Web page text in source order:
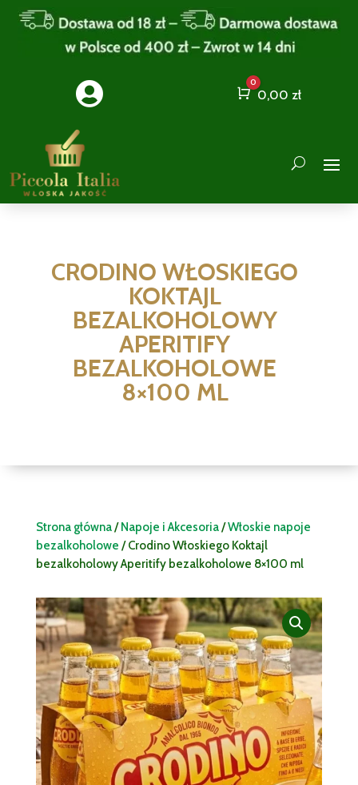
 Cart
0
0,00 zł
CRODINO WŁOSKIEGO
KOKTAJL
BEZALKOHOLOWY
APERITIFY
BEZALKOHOLOWE
8×100 ML
Strona główna/ Napoje i Akcesoria/Włoskie napoje
bezalkoholowe / Crodino Włoskiego Koktajl
bezalkoholowy Aperitify bezalkoholowe 8×100 ml